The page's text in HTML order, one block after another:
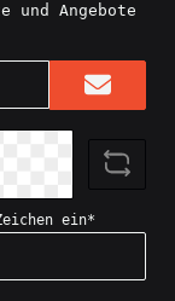
und Angebote
ein*